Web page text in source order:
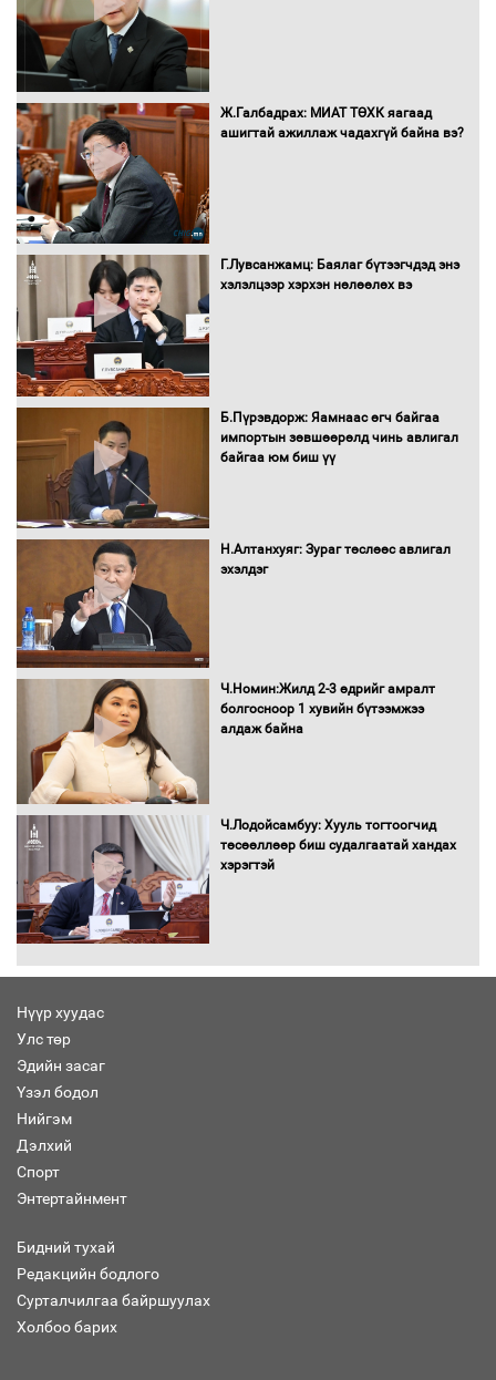
Бүх шатанд хэмнэлтийн горимд
шилжиж, найр наадам, зөвлөгөөн,
орчныг бүрдүүллээ
баримт
Ж.Галбадрах: МИАТ ТӨХК яагаад
ашигтай ажиллаж чадахгүй байна вэ?
Г.Лувсанжамц: Баялаг бүтээгчдэд энэ
хэлэлцээр хэрхэн нөлөөлөх вэ
Б.Пүрэвдорж: Яамнаас өгч байгаа
импортын зөвшөөрөлд чинь авлигал
байгаа юм биш үү
Н.Алтанхуяг: Зураг төслөөс авлигал
эхэлдэг
Ч.Номин:Жилд 2-3 өдрийг амралт
болгосноор 1 хувийн бүтээмжээ
алдаж байна
Ч.Лодойсамбуу: Хууль тогтоогчид
төсөөллөөр биш судалгаатай хандах
хэрэгтэй
Нүүр хуудас
Улс төр
Эдийн засаг
Үзэл бодол
Нийгэм
Дэлхий
Спорт
Энтертайнмент
Бидний тухай
Редакцийн бодлого
Сурталчилгаа байршуулах
Холбоо барих